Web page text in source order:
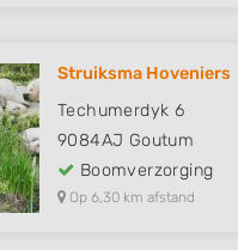
Struiksma Hoveniers
Techumerdyk 6
9084AJ Goutum
Boomverzorging
Op 6,30 km afstand